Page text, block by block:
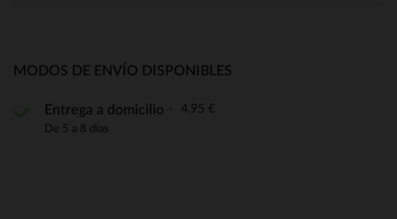
MODOS DE ENVÍO DISPONIBLES
Entrega a domicilio 4,95 €
De 5 a 8 días